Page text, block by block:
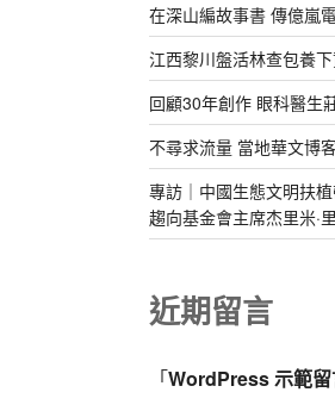
在深山編故事書 傳億嵐
江西黎川盤活林查包養
回顧30年創作 眼科醫生
不尋求流量 當地華文博
專訪｜中國生態文明扶
趨向基金會主席杰里米·
近期留言
「WordPress 示範